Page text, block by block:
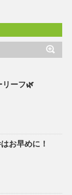
リーフ🌿
お早めに！